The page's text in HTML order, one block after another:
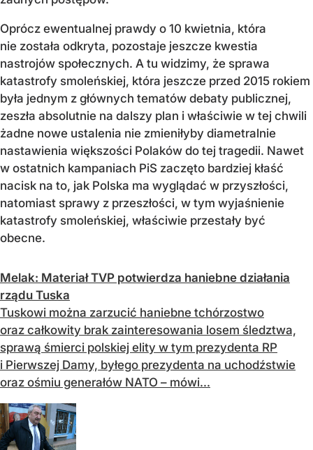
Oprócz ewentualnej prawdy o 10 kwietnia, która
nie została odkryta, pozostaje jeszcze kwestia
nastrojów społecznych. A tu widzimy, że sprawa
katastrofy smoleńskiej, która jeszcze przed 2015 rokiem
była jednym z głównych tematów debaty publicznej,
zeszła absolutnie na dalszy plan i właściwie w tej chwili
żadne nowe ustalenia nie zmieniłyby diametralnie
nastawienia większości Polaków do tej tragedii. Nawet
w ostatnich kampaniach PiS zaczęto bardziej kłaść
nacisk na to, jak Polska ma wyglądać w przyszłości,
natomiast sprawy z przeszłości, w tym wyjaśnienie
katastrofy smoleńskiej, właściwie przestały być
obecne.
Melak: Materiał TVP potwierdza haniebne działania
rządu Tuska
Tuskowi można zarzucić haniebne tchórzostwo
oraz całkowity brak zainteresowania losem śledztwa,
sprawą śmierci polskiej elity w tym prezydenta RP
i Pierwszej Damy, byłego prezydenta na uchodźstwie
oraz ośmiu generałów NATO – mówi...